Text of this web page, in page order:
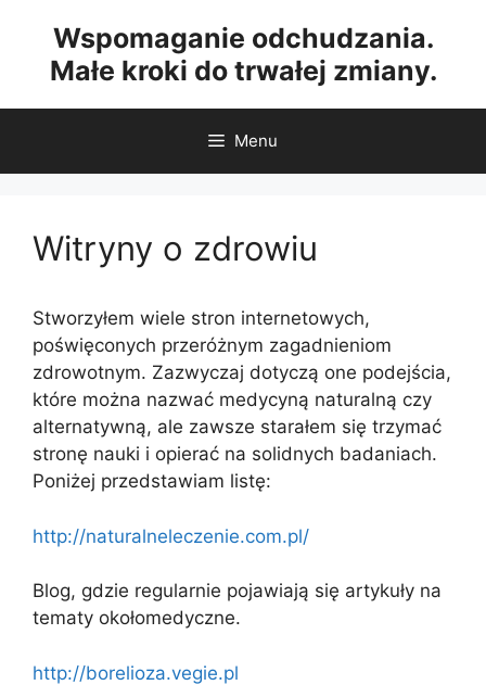
Wspomaganie odchudzania.
Małe kroki do trwałej zmiany.
Menu
Witryny o zdrowiu
Stworzyłem wiele stron internetowych,
poświęconych przeróżnym zagadnieniom
zdrowotnym. Zazwyczaj dotyczą one podejścia,
które można nazwać medycyną naturalną czy
alternatywną, ale zawsze starałem się trzymać
stronę nauki i opierać na solidnych badaniach.
Poniżej przedstawiam listę:
http://naturalneleczenie.com.pl/
Blog, gdzie regularnie pojawiają się artykuły na
tematy okołomedyczne.
http://borelioza.vegie.pl